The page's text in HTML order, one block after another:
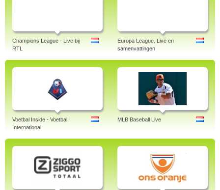
Champions League - Live bij
RTL
Europa League. Live en
samenvattingen
Voetbal Inside - Voetbal
International
MLB Baseball Live